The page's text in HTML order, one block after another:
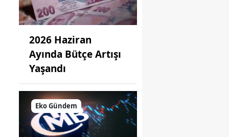
2026 Haziran
Ayında Bütçe Artışı
Yaşandı
Eko Gündem